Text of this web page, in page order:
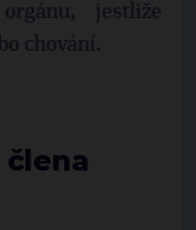
jestliže
chování.